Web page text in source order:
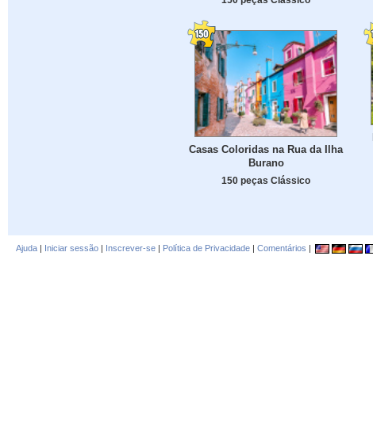
Casas Coloridas na Rua da Ilha
Burano
150 peças Clássico
Ajuda | Iniciar sessão | Inscrever-se | Política de Privacidade | Comentários |